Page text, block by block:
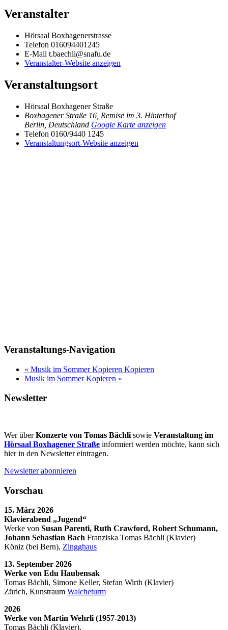
Veranstalter
Hörsaal Boxhagenerstrasse
Telefon 016094401245
E-Mail t.baechli@snafu.de
Veranstalter-Website anzeigen
Veranstaltungsort
Hörsaal Boxhagener Straße
Boxhagener Straße 16, Remise im 3. Hinterhof
Berlin Deutschland Google Karte anzeigen
Telefon 0160/9440 1245
Veranstaltungsort-Website anzeigen
Veranstaltungs-Navigation
« Musik im Sommer Kopieren Kopieren
Musik im Sommer Kopieren »
Newsletter
Wer überKonzerte von Tomas Bächli sowie Veranstaltung im
Hörsaal Boxhagener Straße informiert werden möchte, kann sich
hier in den Newsletter eintragen.
Newsletter abonnieren
Vorschau
15. März 2026
Klavierabend „Jugend“
Werke von Susan Parenti, Ruth Crawford, Robert Schumann,
Johann Sebastian Bach Franziska Tomas Bächli (Klavier)
Köniz (bei Bern), Zingghaus
13. September 2026
Werke von Edu Haubensak
Tomas Bächli, Simone Keller, Stefan Wirth (Klavier)
Zürich, Kunstraum Walcheturm
2026
Werke von Martin Wehrli (1957-2013)
Tomas Bächli (Klavier).